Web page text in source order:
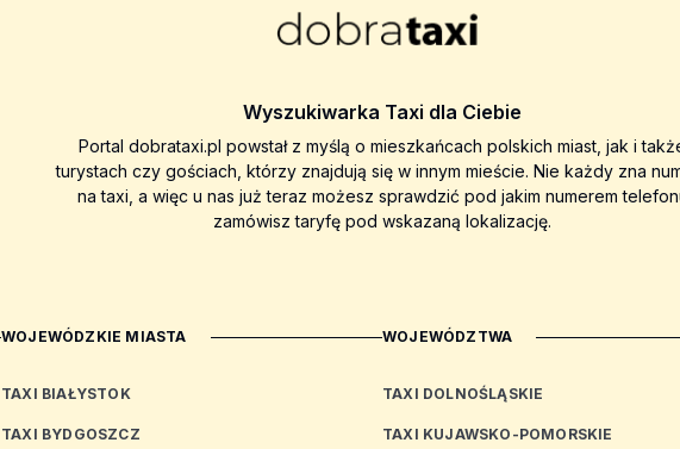
Wyszukiwarka Taxi dla Ciebie
Portal dobrataxi.pl powstał z myślą o mieszkańcach polskich miast, jak i
turystach czy gościach, którzy znajdują się w innym mieście. Nie każdy zna
na taxi, a więc u nas już teraz możesz sprawdzić pod jakim numerem
zamówisz taryfę pod wskazaną lokalizację.
WOJEWÓDZKIE MIASTA
TAXI BIAŁYSTOK
TAXI BYDGOSZCZ
WOJEWÓDZTWA
TAXI DOLNOŚLĄSKIE
TAXI KUJAWSKO-POMORSKIE